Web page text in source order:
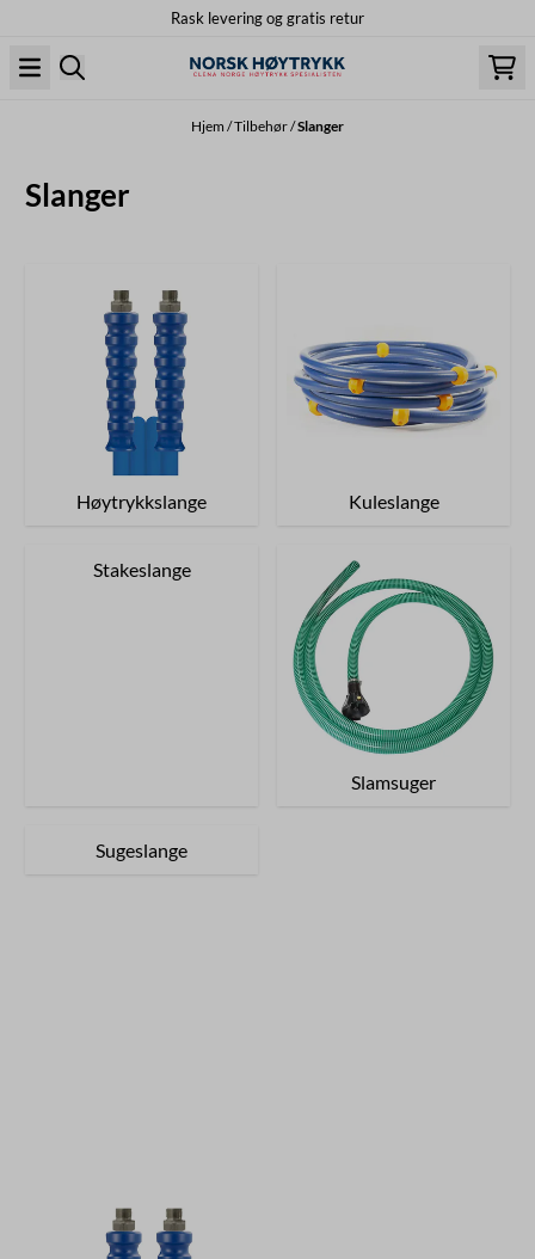
Rask levering og gratis retur
Hjem /Tilbehør/Slanger
Slanger
Høytrykkslange Kuleslange
Stakeslange
Slamsuger
Sugeslange